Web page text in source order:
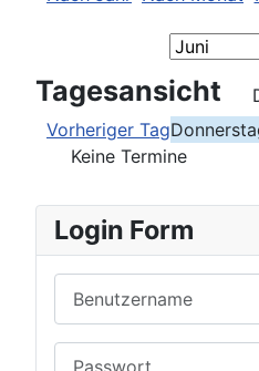
Tagesansicht
Vorheriger Tag
Keine Termine
Login Form